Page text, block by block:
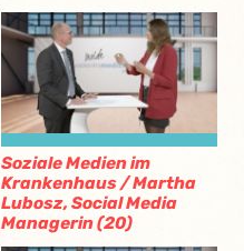
Soziale Medien im
Krankenhaus / Martha
Lubosz, Social Media
Managerin (20)